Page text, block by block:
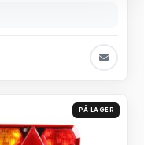
PÅ LAGER